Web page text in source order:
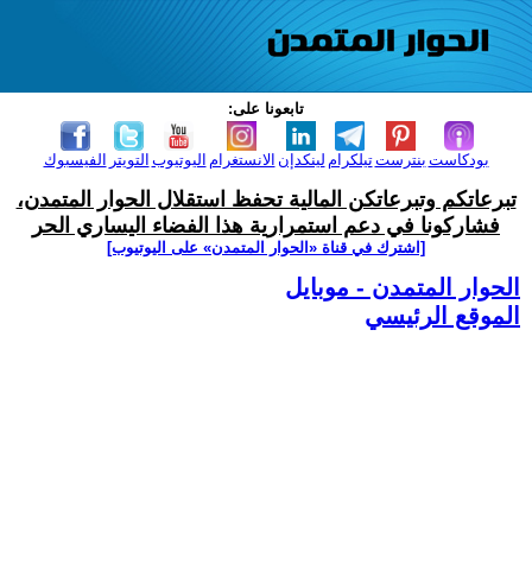
تابعونا على:
الفيسبوك التويتر اليوتيوب الانستغرام لينكدإن تيلكرامبنترست بودكاست
تبرعاتكم وتبرعاتكن المالية تحفظ استقلال الحوار المتمدن،
فشاركونا في دعم استمرارية هذا الفضاء اليساري الحر
[اشترك في قناة ‫«الحوار المتمدن» على اليوتيوب]
الحوار المتمدن - موبايل
الموقع الرئيسي